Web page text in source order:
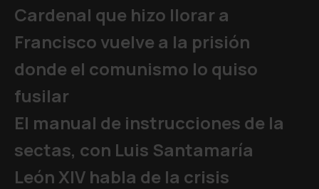
Cardenal que hizo llorar a
Francisco vuelve a la prisión
donde el comunismo lo quiso
fusilar
El manual de instrucciones de la
sectas, con Luis Santamaría
León XIV habla de la crisis